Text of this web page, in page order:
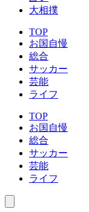
大相撲
TOP
お国自慢
総合
サッカー
芸能
ライフ
TOP
お国自慢
総合
サッカー
芸能
ライフ